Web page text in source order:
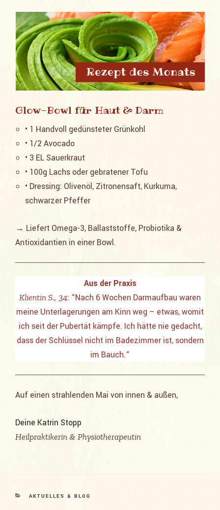
Glow-Bowl für Haut & Darm
• 1 Handvoll gedünsteter Grünkohl
• 1/2 Avocado
• 3 EL Sauerkraut
• 100g Lachs oder gebratener Tofu
• Dressing: Olivenöl, Zitronensaft, Kurkuma,
schwarzer Pfeffer
→ Liefert Omega-3, Ballaststoffe, Probiotika &
Antioxidantien in einer Bowl.
Aus der Praxis
Klientin S., 34: “Nach 6 Wochen Darmaufbau waren
meine Unterlagerungen am Kinn weg – etwas, womit
ich seit der Pubertät kämpfe. Ich hätte nie gedacht,
dass der Schlüssel nicht im Badezimmer ist, sondern
im Bauch.“
Auf einen strahlenden Mai von innen & außen,
Deine Katrin Stopp
Heilpraktikerin & Physiotherapeutin
KATEGORIEN
AKTUELLES & BLOG